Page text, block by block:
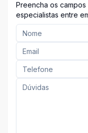
Preencha os
especialistas entre